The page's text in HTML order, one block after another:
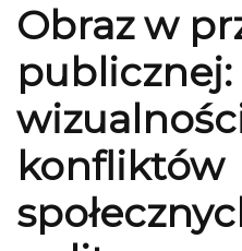
Obraz w
konfliktów